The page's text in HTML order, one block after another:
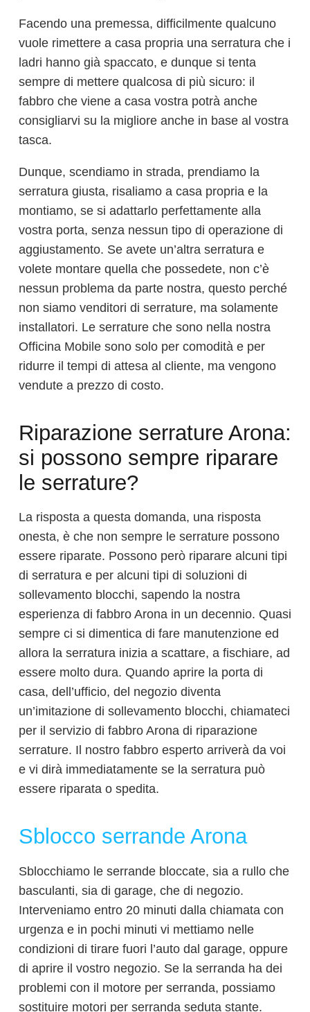
Facendo una premessa, difficilmente qualcuno
vuole rimettere a casa propria una serratura che i
ladri hanno già spaccato, e dunque si tenta
sempre di mettere qualcosa di più sicuro: il
fabbro che viene a casa vostra potrà anche
consigliarvi su la migliore anche in base al vostra
tasca.
Dunque, scendiamo in strada, prendiamo la
serratura giusta, risaliamo a casa propria e la
montiamo, se si adattarlo perfettamente alla
vostra porta, senza nessun tipo di operazione di
aggiustamento. Se avete un’altra serratura e
volete montare quella che possedete, non c’è
nessun problema da parte nostra, questo perché
non siamo venditori di serrature, ma solamente
installatori. Le serrature che sono nella nostra
Officina Mobile sono solo per comodità e per
ridurre il tempi di attesa al cliente, ma vengono
vendute a prezzo di costo.
Riparazione serrature Arona:
si possono sempre riparare
le serrature?
La risposta a questa domanda, una risposta
onesta, è che non sempre le serrature possono
essere riparate. Possono però riparare alcuni tipi
di serratura e per alcuni tipi di soluzioni di
sollevamento blocchi, sapendo la nostra
esperienza di fabbro Arona in un decennio. Quasi
sempre ci si dimentica di fare manutenzione ed
allora la serratura inizia a scattare, a fischiare, ad
essere molto dura. Quando aprire la porta di
casa, dell’ufficio, del negozio diventa
un’imitazione di sollevamento blocchi, chiamateci
per il servizio di fabbro Arona di riparazione
serrature. Il nostro fabbro esperto arriverà da voi
e vi dirà immediatamente se la serratura può
essere riparata o spedita.
Sblocco serrande Arona
Sblocchiamo le serrande bloccate, sia a rullo che
basculanti, sia di garage, che di negozio.
Interveniamo entro 20 minuti dalla chiamata con
urgenza e in pochi minuti vi mettiamo nelle
condizioni di tirare fuori l’auto dal garage, oppure
di aprire il vostro negozio. Se la serranda ha dei
problemi con il motore per serranda, possiamo
sostituire motori per serranda seduta stante.